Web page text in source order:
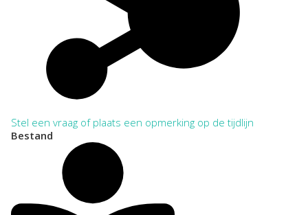
Stel een vraag of plaats een opmerking op de tijdlijn
Bestand